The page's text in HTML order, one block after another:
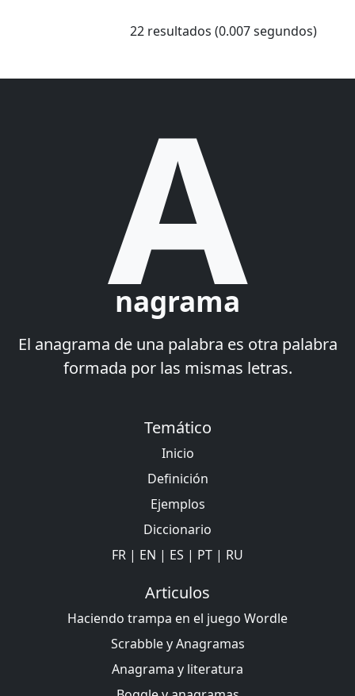
22 resultados (0.007 segundos)
A
nagrama
El anagrama de una palabra es otra palabra
formada por las mismas letras.
Temático
Inicio
Definición
Ejemplos
Diccionario
FR | EN | ES | PT | RU
Articulos
Haciendo trampa en el juego Wordle
Scrabble y Anagramas
Anagrama y literatura